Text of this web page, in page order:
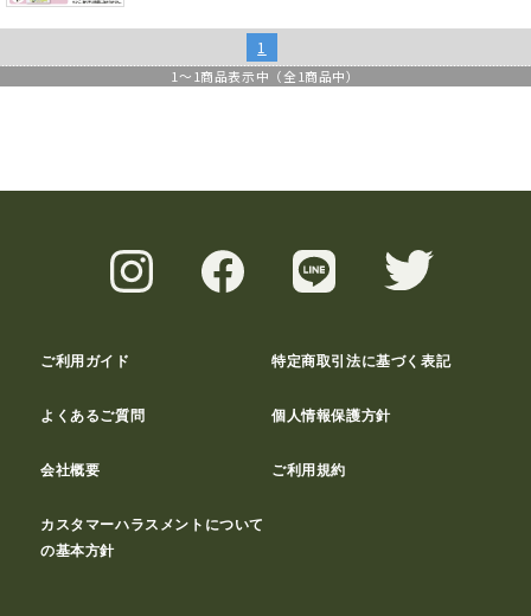
1
1～1商品表示中（全1商品中）
ご利用ガイド 特定商取引法に基づく表記
よくあるご質問 個人情報保護方針
会社概要 ご利用規約
カスタマーハラスメントについて
の基本方針